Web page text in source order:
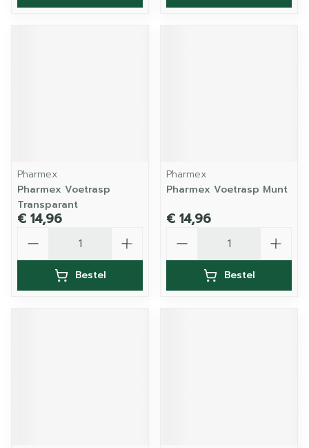
Pharmex
Pharmex Voetrasp
Transparant
€ 14,96
Bestel
Pharmex
Pharmex Voetrasp Munt
€ 14,96
Bestel